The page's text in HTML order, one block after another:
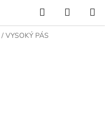
Hľadať
KOŠÍK
/ VYSOKÝ PÁS